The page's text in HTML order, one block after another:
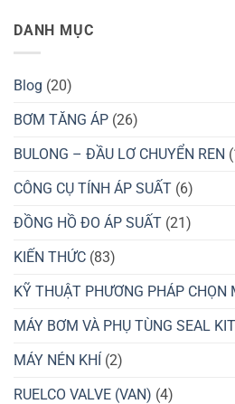
Trời?
Ngầm
Không
Nát
Dưới
Sâu?
DANH MỤC
Blog (20)
BƠM TĂNG ÁP (26)
BULONG – ĐẦU LƠ CHUYỂN REN
CÔNG CỤ TÍNH ÁP SUẤT (6)
ĐỒNG HỒ ĐO ÁP SUẤT (21)
KIẾN THỨC (83)
KỸ THUẬT PHƯƠNG PHÁP CHỌN
MÁY BƠM VÀ PHỤ TÙNG SEAL
MÁY NÉN KHÍ (2)
RUELCO VALVE (VAN) (4)